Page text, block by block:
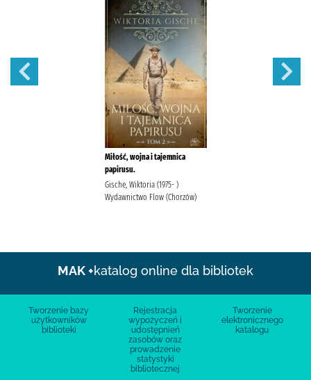
Miłość, wojna i tajemnica
papirusu.
Gische, Wiktoria (1975- )
Wydawnictwo Flow (Chorzów)
MAK +katalog online dla bibliotek
Tworzenie bazy
użytkowników
biblioteki
Rejestracja
wypożyczeń i
udostępnień
zasobów oraz
prowadzenie
statystyki
bibliotecznej
Tworzenie
elektronicznego
katalogu